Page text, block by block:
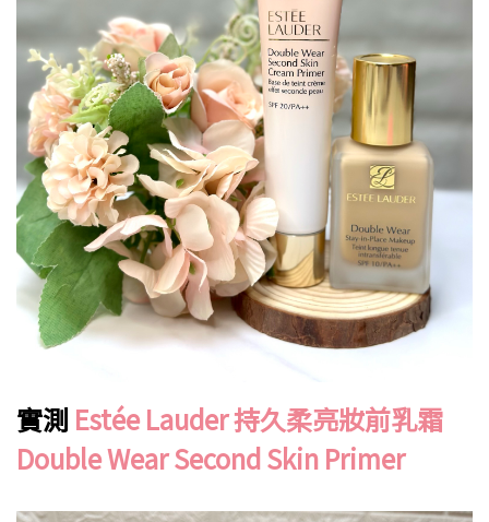
實測 Estée Lauder 持久柔亮妝前乳霜
Double Wear Second Skin Primer